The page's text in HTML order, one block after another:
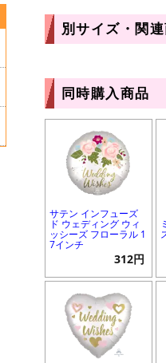
別サイズ・関
同時購入商品
サテン インフューズ
ド ウェディング ウィ
ッシーズ フローラル 1
7インチ
312円